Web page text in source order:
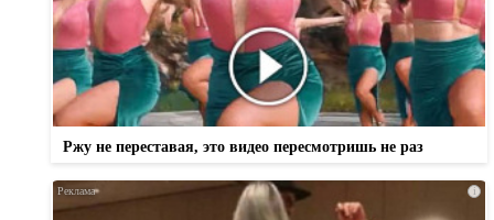
Ржу не переставая, это видео пересмотришь не раз
i